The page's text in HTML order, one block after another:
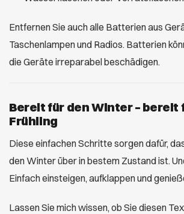
Entfernen Sie auch alle Batterien aus
Taschenlampen und Radios. Batterien
die Geräte irreparabel beschädigen.
Bereit für den Winter – bereit
Frühling
Diese einfachen Schritte sorgen dafür,
den Winter über in bestem Zustand ist.
Einfach einsteigen, aufklappen und
Lassen Sie mich wissen, ob Sie diesen